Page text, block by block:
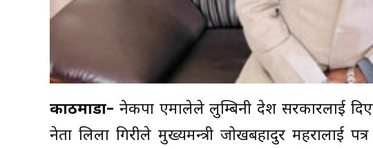
काठमाडौं– नेकपा एमालेले लुम्बिनी प्रदेश सरकारलाई
नेता लिला गिरीले मुख्यमन्त्री जोखबहादुर महरालाई